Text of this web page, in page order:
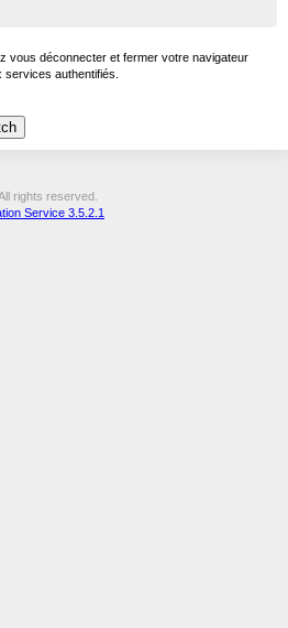
vous déconnecter et fermer votre navigateur
authentifiés.
rights reserved.
Service 3.5.2.1